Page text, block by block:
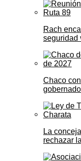
Rach
seguridad
Chaco
La
rechazar